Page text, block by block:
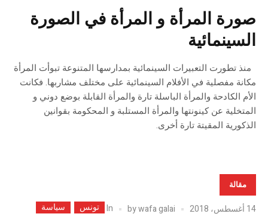
صورة المرأة و المرأة في الصورة
السينمائية
منذ تطورت التعبيرات السينمائية بمدارسها المتنوعة تبوأت المرأة
مكانة مفصلية في الأفلام السينمائية على مختلف مشاربها. فكانت
الأم الكادحة والمرأة الباسلة تارة والمرأة القابلة بوضع دوني و
المتخلية عن كينونتها والمرأة المستلبة و المحكومة بقوانين
الذكورية المقيتة تارة أخرى.
مقالة
14 أغسطس، 2018 bywafa galai
In تونس سياسة